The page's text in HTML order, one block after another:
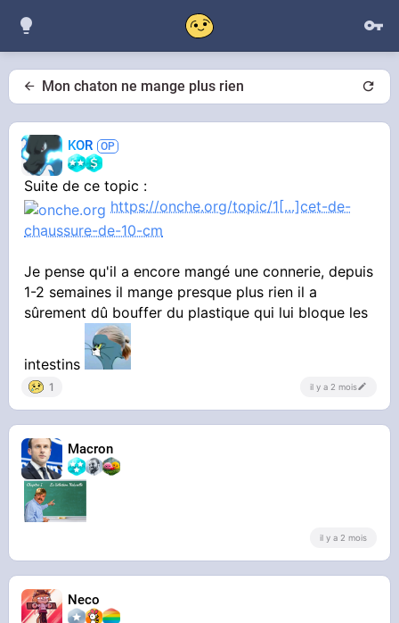
Mon chaton ne mange plus rien
KOR
Suite de ce topic :
https://onche.org/topic/1[...]cet-de-
chaussure-de-10-cm
Je pense qu'il a encore mangé une connerie, depuis
1-2 semaines il mange presque plus rien il a
sûrement dû bouffer du plastique qui lui bloque les
intestins
1 il y a 2 mois
Macron
il y a 2 mois
Neco